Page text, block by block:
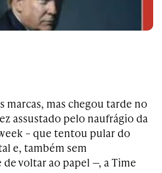
marcas, mas chegou tarde no
assustado pelo naufrágio da
– que tentou pular do
e, também sem
voltar ao papel —, a Time